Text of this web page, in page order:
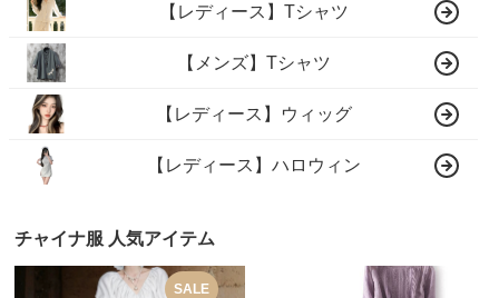
【レディース】Tシャツ
【メンズ】Tシャツ
【レディース】ウィッグ
【レディース】ハロウィン
チャイナ服 人気アイテム
SALE